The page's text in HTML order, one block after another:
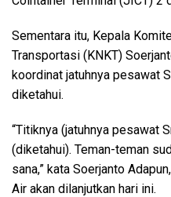
Sementara itu, Kepala
Transportasi (KNKT)
koordinat jatuhnya pesawat
diketahui.
“Titiknya (jatuhnya pesawat
(diketahui). Teman-teman
sana,” kata Soerjanto
Air akan dilanjutkan hari ini.